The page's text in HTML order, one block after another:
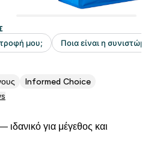
Informed Choice
reviews
για μέγεθος και